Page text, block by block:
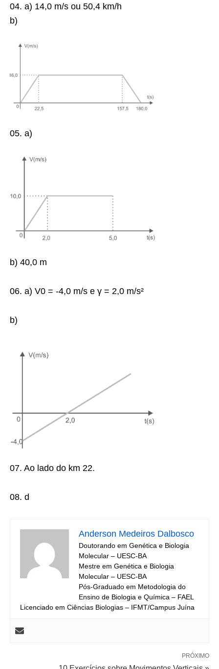
04. a) 14,0 m/s ou 50,4 km/h
b)
05. a)
b) 40,0 m
06. a) V0 = -4,0 m/s e γ = 2,0 m/s²
b)
07. Ao lado do km 22.
08. d
Anderson Medeiros Dalbosco
Doutorando em Genética e Biologia
Molecular – UESC-BA
Mestre em Genética e Biologia
Molecular – UESC-BA
Pós-Graduado em Metodologia do
Ensino de Biologia e Química – FAEL
Licenciado em Ciências Biologias – IFMT/Campus Juína
PRÓXIMO